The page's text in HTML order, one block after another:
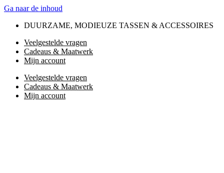
Ga naar de inhoud
DUURZAME, MODIEUZE TASSEN & ACCESSOIRES
Veelgestelde vragen
Cadeaus & Maatwerk
Mijn account
Veelgestelde vragen
Cadeaus & Maatwerk
Mijn account